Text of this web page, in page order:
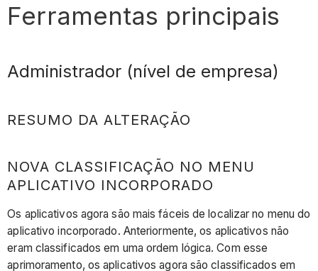
Ferramentas principais
Administrador (nível de empresa)
RESUMO DA ALTERAÇÃO
NOVA CLASSIFICAÇÃO NO MENU
APLICATIVO INCORPORADO
Os aplicativos agora são mais fáceis de localizar no menu do
aplicativo incorporado. Anteriormente, os aplicativos não
eram classificados em uma ordem lógica. Com esse
aprimoramento, os aplicativos agora são classificados em